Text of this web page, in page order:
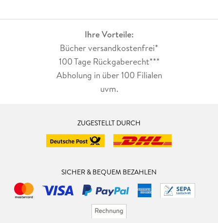
Ihre Vorteile:
Bücher versandkostenfrei*
100 Tage Rückgaberecht***
Abholung in über 100 Filialen
uvm.
ZUGESTELLT DURCH
SICHER & BEQUEM BEZAHLEN